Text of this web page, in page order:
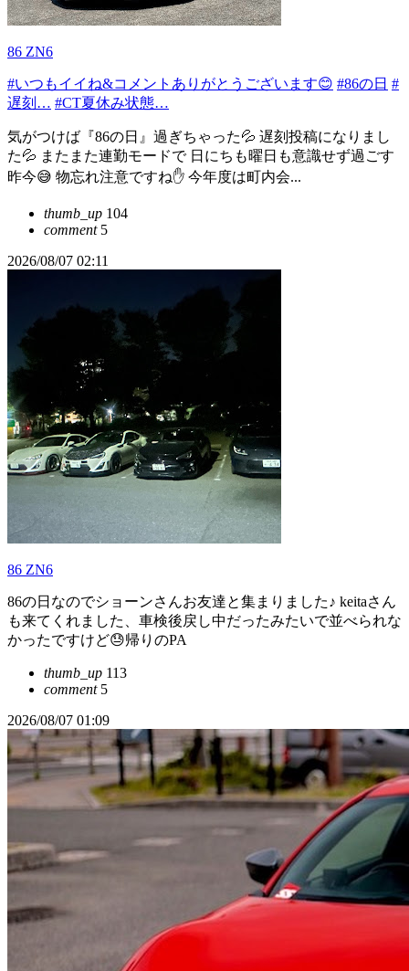
86 ZN6
#いつもイイね&コメントありがとうございます😊 #86の日 #
遅刻… #CT夏休み状態…
気がつけば『86の日』過ぎちゃった💦 遅刻投稿になりまし
た💦 またまた連勤モードで 日にちも曜日も意識せず過ごす
昨今😅 物忘れ注意ですね✋ 今年度は町内会...
thumb_up 104
comment5
2026/08/07 02:11
86 ZN6
86の日なのでショーンさんお友達と集まりました♪ keitaさん
も来てくれました、車検後戻し中だったみたいで並べられな
かったですけど😓帰りのPA
thumb_up 113
comment5
2026/08/07 01:09